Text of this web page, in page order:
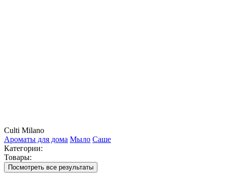
Culti Milano
Ароматы для дома Мыло Саше
Категории:
Товары:
Посмотреть все результаты